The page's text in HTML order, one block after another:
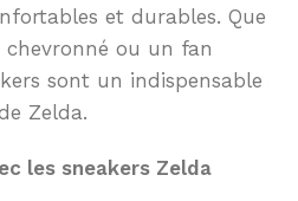
et durables. Que
ou un fan
sont un indispensable
Zelda.
les sneakers Zelda